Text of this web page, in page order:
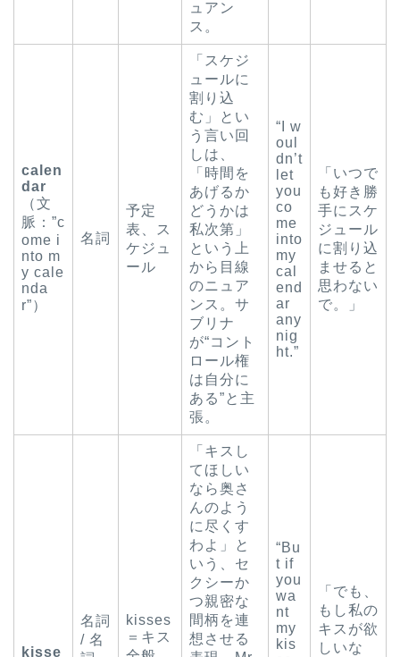
ュアン
ス。
calen
dar
（文
脈：”c
ome i
nto m
y cale
nda
r”）
名詞
予定
表、ス
ケジュ
ール
「スケジ
ュールに
割り込
む」とい
う言い回
しは、
「時間を
あげるか
どうかは
私次第」
という上
から目線
のニュア
ンス。サ
ブリナ
が“コント
ロール権
は自分に
ある”と主
張。
“I w
oul
dn’t
let
you
co
me
into
my
cal
end
ar
any
nig
ht.”
「いつで
も好き勝
手にスケ
ジュール
に割り込
ませると
思わない
で。」
kisse
名詞
/ 名
kisses
＝キス
「キスし
てほしい
なら奥さ
んのよう
に尽くす
わよ」と
いう、セ
クシーか
つ親密な
間柄を連
想させる
“Bu
t if
you
wa
nt
my
kis
「でも、
もし私の
キスが欲
しいな